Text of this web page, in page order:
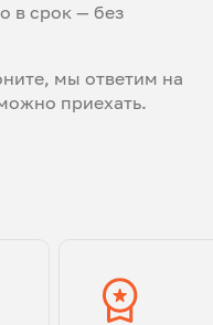
в срок — без
мы ответим на
приехать.